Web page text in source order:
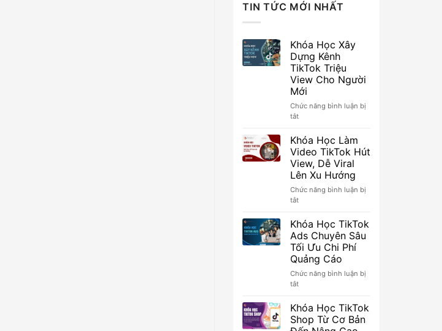
TIN TỨC MỚI NHẤT
Khóa Học Xây
Dựng Kênh
TikTok Triệu
View Cho Người
Mới
Chức năng bình luận bị
tắtở
Học
Xây
Dựng
Kênh
TikTok
Triệu
View
Người
Mới
Khóa Học Làm
Video TikTok Hút
View, Dễ Viral
Lên Xu Hướng
Chức năng bình luận bị
tắtở
Học
Làm
Video
TikTok
Hút
View,
Dễ
Lên
Xu
Hướng
Khóa Học TikTok
Ads Chuyên Sâu
Tối Ưu Chi Phí
Quảng Cáo
Chức năng bình luận bị
tắtở
Học
TikTok
Ads
Khóa Học TikTok
Shop Từ Cơ Bản